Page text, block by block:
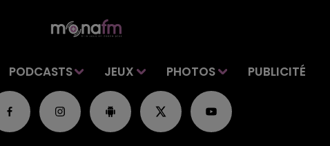
PODCASTS JEUX PHOTOS PUBLICITÉ